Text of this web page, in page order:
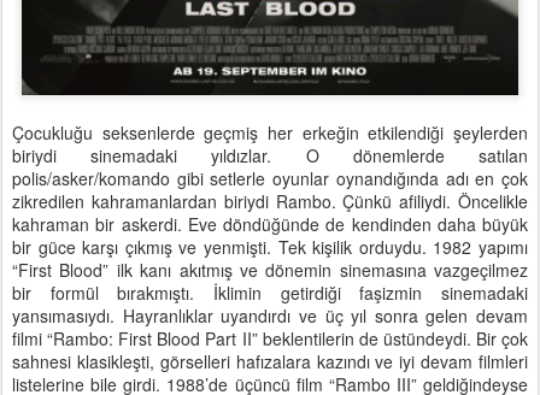
Çocukluğu seksenlerde geçmiş her erkeğin etkilendiği şeylerden
biriydi sinemadaki yıldızlar. O dönemlerde satılan
polis/asker/komando gibi setlerle oyunlar oynandığında adı en çok
zikredilen kahramanlardan biriydi Rambo. Çünkü afiliydi. Öncelikle
kahraman bir askerdi. Eve döndüğünde de kendinden daha büyük
bir güce karşı çıkmış ve yenmişti. Tek kişilik orduydu. 1982 yapımı
“First Blood” ilk kanı akıtmış ve dönemin sinemasına vazgeçilmez
bir formül bırakmıştı. İklimin getirdiği faşizmin sinemadaki
yansımasıydı. Hayranlıklar uyandırdı ve üç yıl sonra gelen devam
filmi “Rambo: First Blood Part II” beklentilerin de üstündeydi. Bir çok
sahnesi klasikleşti, görselleri hafızalara kazındı ve iyi devam filmleri
listelerine bile girdi. 1988’de üçüncü film “Rambo III” geldiğindeyse